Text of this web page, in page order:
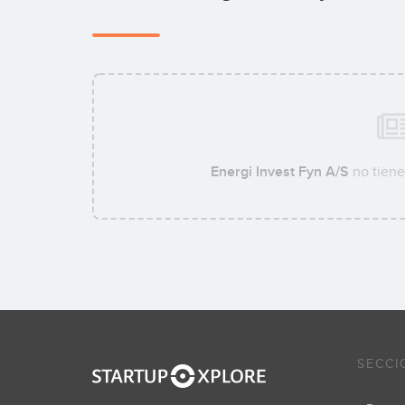
Energi Invest Fyn A/S no